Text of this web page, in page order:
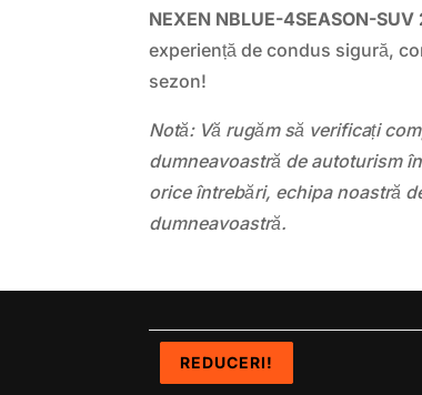
NEXEN NBLUE-4SEASON-
experiență de condus sigură,
sezon!
Notă: Vă rugăm să verificați
dumneavoastră de autoturism
orice întrebări, echipa noastră
dumneavoastră.
REDUCERI!
REDUCERI!
REDUCERI!
REDUCERI!